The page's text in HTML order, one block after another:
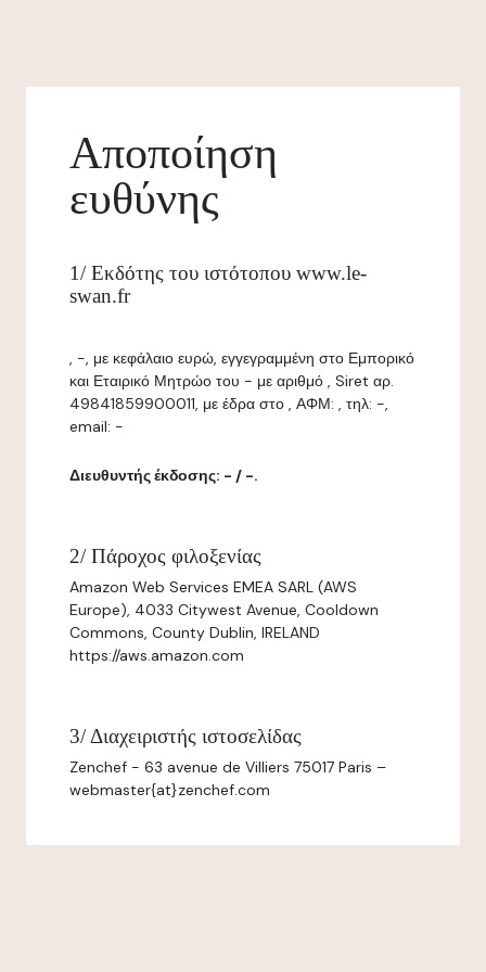
Αποποίηση
ευθύνης
1/ Εκδότης του ιστότοπου www.le-
swan.fr
, -, με κεφάλαιο ευρώ, εγγεγραμμένη στο Εμπορικό
και Εταιρικό Μητρώο του - με αριθμό , Siret αρ.
49841859900011, με έδρα στο , ΑΦΜ: , τηλ: -,
email: -
Διευθυντής έκδοσης: - / -.
2/ Πάροχος φιλοξενίας
Amazon Web Services EMEA SARL (AWS
Europe), 4033 Citywest Avenue, Cooldown
Commons, County Dublin, IRELAND
https://aws.amazon.com
3/ Διαχειριστής ιστοσελίδας
Zenchef - 63 avenue de Villiers 75017 Paris –
webmaster{at}zenchef.com